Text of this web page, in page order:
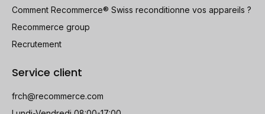
Comment Recommerce® Swiss reconditionne vos appareils ?
Recommerce group
Recrutement
Service client
frch@recommerce.com